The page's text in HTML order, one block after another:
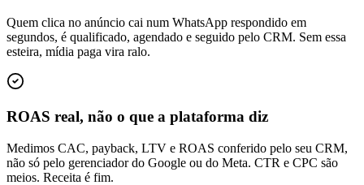
Quem clica no anúncio cai num WhatsApp respondido em
segundos, é qualificado, agendado e seguido pelo CRM. Sem essa
esteira, mídia paga vira ralo.
ROAS real, não o que a plataforma diz
Medimos CAC, payback, LTV e ROAS conferido pelo seu CRM,
não só pelo gerenciador do Google ou do Meta. CTR e CPC são
meios. Receita é fim.